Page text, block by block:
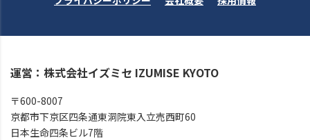
運営：株式会社イズミセ IZUMISE KYOTO
〒600-8007
京都市下京区四条通東洞院東入立売西町60
日本生命四条ビル7階